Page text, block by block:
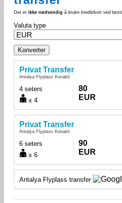
Det er ikke nødvendig å bruke kredittkort ved
Valuta type
Privat Transfer
Antalya Flyplass Konakli
4 seters
x 4
80
EUR
Privat Transfer
Antalya Flyplass Konakli
6 seters
x 6
90
EUR
Antalya Flyplass transfer